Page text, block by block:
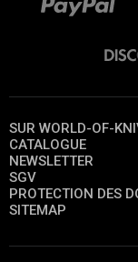
SUR WORLD-OF-
CATALOGUE
NEWSLETTER
SGV
PROTECTION DES
SITEMAP